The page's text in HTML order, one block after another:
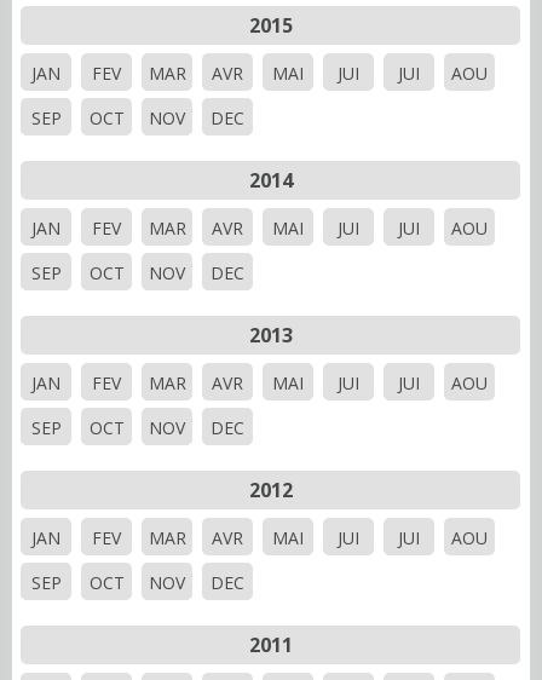
2015
JAN FEV MAR AVR MAI JUI JUI
AOU
SEP
OCT NOV DEC
2014
JAN FEV MAR AVR MAI JUI JUI
AOU
SEP
OCT NOV DEC
2013
JAN FEV MAR AVR MAI JUI JUI
AOU
SEP
OCT NOV DEC
2012
JAN FEV MAR AVR MAI JUI JUI
AOU
SEP
OCT NOV DEC
2011